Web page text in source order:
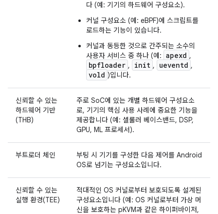
다 (예: 기기의 하드웨어 구성요소).
커널 구성요소 (예: eBPF)에 스크립트를
로드하는 기능이 있습니다.
커널과 동등한 것으로 간주되는 소수의
사용자 서비스 중 하나 (예: apexd ,
bpfloader , init , ueventd ,
vold )입니다.
신뢰할 수 있는
하드웨어 기반
(THB)
주로 SoC에 있는 개별 하드웨어 구성요소
로, 기기의 핵심 사용 사례에 중요한 기능을
제공합니다 (예: 셀룰러 베이스밴드, DSP,
GPU, ML 프로세서).
부트로더 체인
부팅 시 기기를 구성한 다음 제어를 Android
OS로 넘기는 구성요소입니다.
신뢰할 수 있는
실행 환경(TEE)
적대적인 OS 커널로부터 보호되도록 설계된
구성요소입니다 (예: OS 커널로부터 가상 머
신을 보호하는 pKVM과 같은 하이퍼바이저,